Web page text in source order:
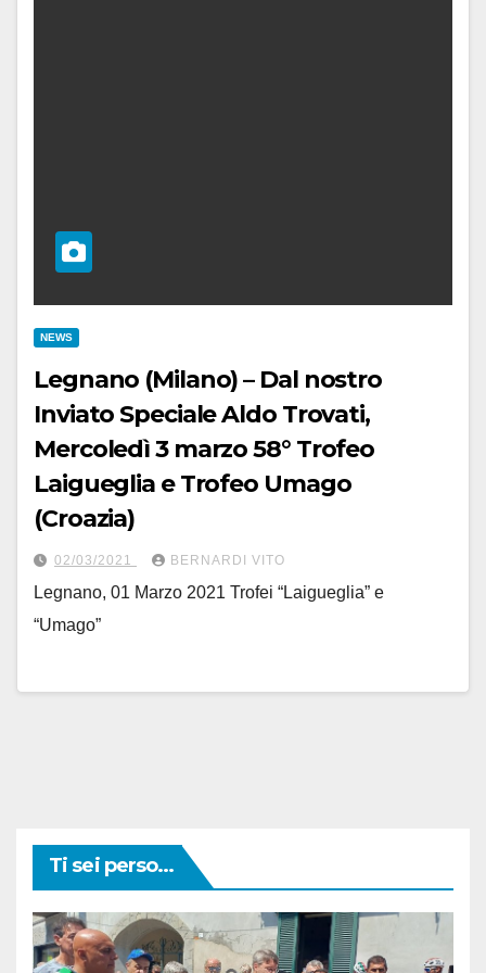
NEWS
Legnano (Milano) – Dal nostro
Inviato Speciale Aldo Trovati,
Mercoledì 3 marzo 58° Trofeo
Laigueglia e Trofeo Umago
(Croazia)
02/03/2021 BERNARDI VITO
Legnano, 01 Marzo 2021 Trofei “Laigueglia” e
“Umago”
Ti sei perso...